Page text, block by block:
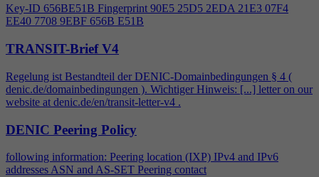
Key-ID 656BE51B Fingerprint 90E5 25D5 2EDA 21E3 07F4
EE40 7708 9EBF 656B E51B
TRANSIT-Brief V4
Regelung ist Bestandteil der DENIC-Domainbedingungen § 4 (
denic.de/domainbedingungen ). Wichtiger Hinweis: [...] letter on our
website at denic.de/en/transit-letter-v4 .
DENIC Peering Policy
following information: Peering location (IXP) IPv4 and IPv6
addresses ASN and AS-SET Peering contact